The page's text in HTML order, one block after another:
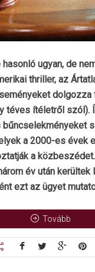
ugyan, de
thriller, az
dolgozza
téves ítéletről szól).
bűncselekményeket
a 2000-es évek
a
év után kerültek
ezt az ügyet
Tovább